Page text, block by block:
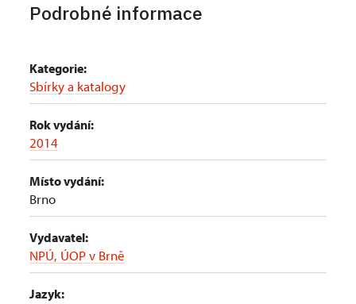
Podrobné informace
Kategorie:
Sbírky a katalogy
Rok vydání:
2014
Místo vydání:
Brno
Vydavatel:
NPÚ, ÚOP v Brně
Jazyk: